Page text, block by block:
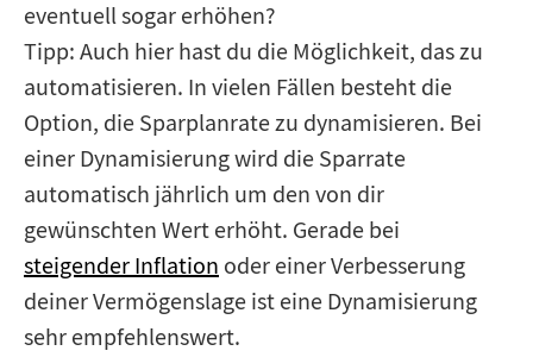
eventuell sogar erhöhen?
Tipp: Auch hier hast du die Möglichkeit, das zu
automatisieren. In vielen Fällen besteht die
Option, die Sparplanrate zu dynamisieren. Bei
einer Dynamisierung wird die Sparrate
automatisch jährlich um den von dir
gewünschten Wert erhöht. Gerade bei
steigender Inflation oder einer Verbesserung
deiner Vermögenslage ist eine Dynamisierung
sehr empfehlenswert.